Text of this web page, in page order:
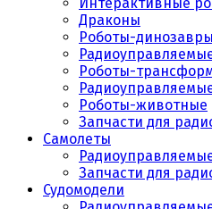
Драконы
Роботы-динозавры
Роботы-
Роботы-животные
Запчасти для
Самолеты
Запчасти для
Судомодели